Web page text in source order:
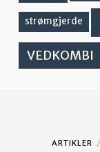
strømgjerde
VEDKOMBI
ARTIKLER